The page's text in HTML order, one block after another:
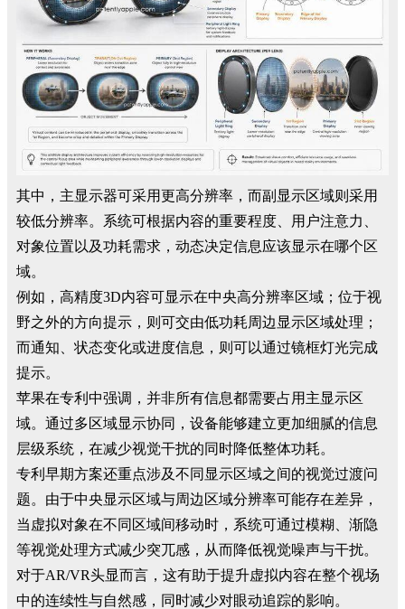
其中，主显示器可采用更高分辨率，而副显示区域则采用
较低分辨率。系统可根据内容的重要程度、用户注意力、
对象位置以及功耗需求，动态决定信息应该显示在哪个区
域。
例如，高精度3D内容可显示在中央高分辨率区域；位于视
野之外的方向提示，则可交由低功耗周边显示区域处理；
而通知、状态变化或进度信息，则可以通过镜框灯光完成
提示。
苹果在专利中强调，并非所有信息都需要占用主显示区
域。通过多区域显示协同，设备能够建立更加细腻的信息
层级系统，在减少视觉干扰的同时降低整体功耗。
专利早期方案还重点涉及不同显示区域之间的视觉过渡问
题。由于中央显示区域与周边区域分辨率可能存在差异，
当虚拟对象在不同区域间移动时，系统可通过模糊、渐隐
等视觉处理方式减少突兀感，从而降低视觉噪声与干扰。
对于AR/VR头显而言，这有助于提升虚拟内容在整个视场
中的连续性与自然感，同时减少对眼动追踪的影响。